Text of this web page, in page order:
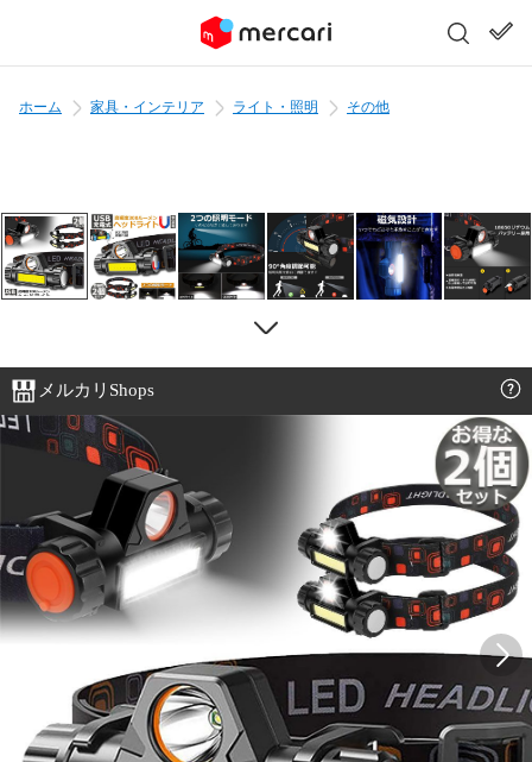
ホーム 家具・インテリア ライト・照明 その他
メルカリShops